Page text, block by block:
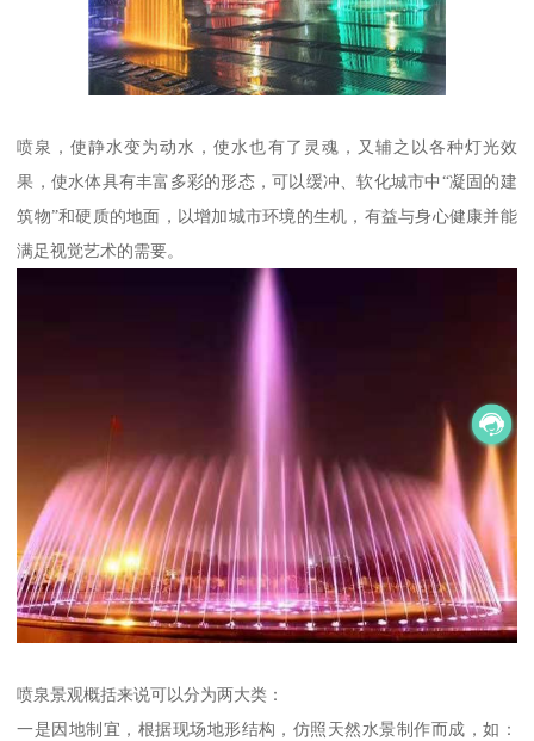
喷泉，使静水变为动水，使水也有了灵魂，又辅之以各种灯光效
果，使水体具有丰富多彩的形态，可以缓冲、软化城市中“凝固的建
筑物”和硬质的地面，以增加城市环境的生机，有益与身心健康并能
满足视觉艺术的需要。
喷泉景观概括来说可以分为两大类：
一是因地制宜，根据现场地形结构，仿照天然水景制作而成，如：